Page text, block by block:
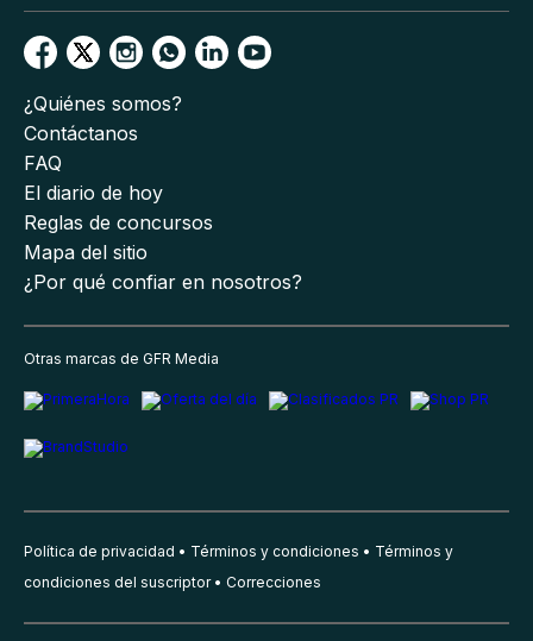
¿Quiénes somos?
Contáctanos
FAQ
El diario de hoy
Reglas de concursos
Mapa del sitio
¿Por qué confiar en nosotros?
Otras marcas de GFR Media
Política de privacidad Términos y condiciones
Términos y
condiciones del suscriptor
Correcciones